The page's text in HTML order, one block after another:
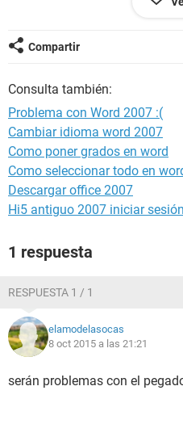
Compartir
Consulta también:
Problema con Word 2007 :(
Cambiar idioma word 2007
Como poner grados en word
Como seleccionar todo en
Descargar office 2007
Hi5 antiguo 2007 iniciar sesión
1 respuesta
RESPUESTA 1 / 1
elamodelasocas
8 oct 2015 a las 21:21
serán problemas con el